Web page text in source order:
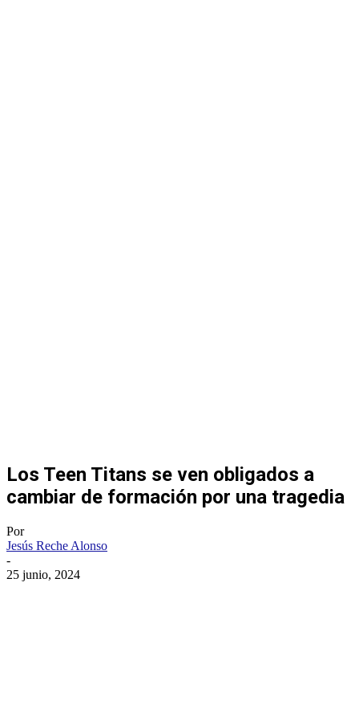
Los Teen Titans se ven obligados a
cambiar de formación por una tragedia
Por
Jesús Reche Alonso
-
25 junio, 2024